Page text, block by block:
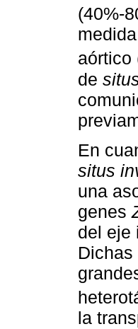
(40%-
aórtico
de
En
situs
una
genes
del eje
la